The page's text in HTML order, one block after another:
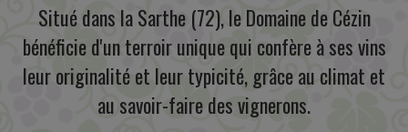
Situé dans la Sarthe (72), le Domaine de Cézin
bénéficie d'un terroir unique qui confère à ses vins
leur originalité et leur typicité, grâce au climat et
au savoir-faire des vignerons.